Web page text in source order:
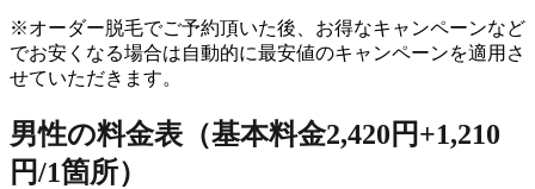
※オーダー脱毛でご予約頂いた後、お得なキャンペーンなど
でお安くなる場合は自動的に最安値のキャンペーンを適用さ
せていただきます。
男性の料金表（基本料金2,420円+1,210
円/1箇所）